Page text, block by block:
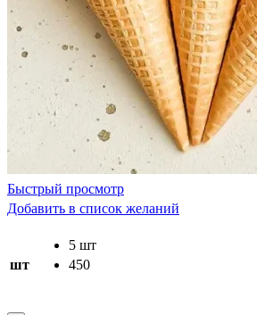
Быстрый просмотр
Добавить в список желаний
шт
5 шт
450